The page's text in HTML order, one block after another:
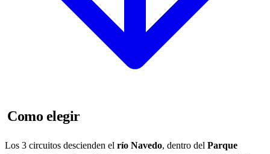
Como elegir
Los 3 circuitos descienden el río Navedo, dentro del Parque